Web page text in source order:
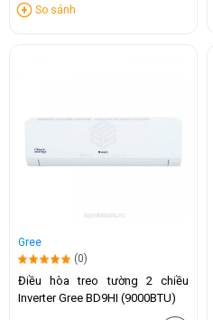
So sánh
Gree
(0)
Điều hòa treo tường 2 chiều
Inverter Gree BD9HI (9000BTU)